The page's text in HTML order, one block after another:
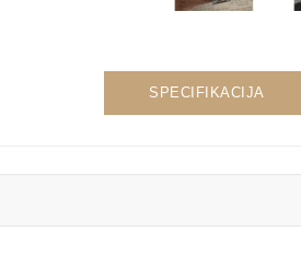
SPECIFIKACIJA